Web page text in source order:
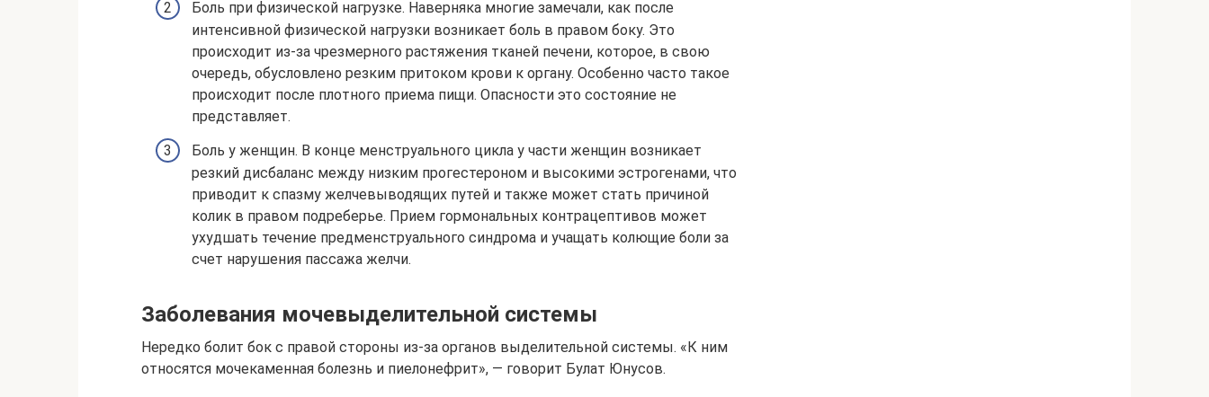
Боль при физической нагрузке. Наверняка многие замечали, как после
интенсивной физической нагрузки возникает боль в правом боку. Это
происходит из-за чрезмерного растяжения тканей печени, которое, в свою
очередь, обусловлено резким притоком крови к органу. Особенно часто такое
происходит после плотного приема пищи. Опасности это состояние не
представляет.
Боль у женщин. В конце менструального цикла у части женщин возникает
резкий дисбаланс между низким прогестероном и высокими эстрогенами, что
приводит к спазму желчевыводящих путей и также может стать причиной
колик в правом подреберье. Прием гормональных контрацептивов может
ухудшать течение предменструального синдрома и учащать колющие боли за
счет нарушения пассажа желчи.
Заболевания мочевыделительной системы
Нередко болит бок с правой стороны из-за органов выделительной системы. «К ним
относятся мочекаменная болезнь и пиелонефрит», — говорит Булат Юнусов.